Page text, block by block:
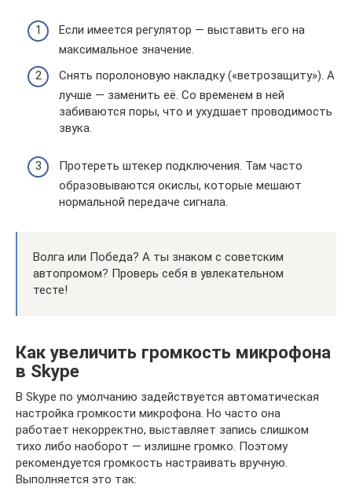
Если имеется регулятор — выставить его на
максимальное значение.
Снять поролоновую накладку («ветрозащиту»). А
лучше — заменить её. Со временем в ней
забиваются поры, что и ухудшает проводимость
звука.
Протереть штекер подключения. Там часто
образовываются окислы, которые мешают
нормальной передаче сигнала.
Волга или Победа? А ты знаком с советским
автопромом? Проверь себя в увлекательном
тесте!
Как увеличить громкость микрофона
в Skype
В Skype по умолчанию задействуется автоматическая
настройка громкости микрофона. Но часто она
работает некорректно, выставляет запись слишком
тихо либо наоборот — излишне громко. Поэтому
рекомендуется громкость настраивать вручную.
Выполняется это так: